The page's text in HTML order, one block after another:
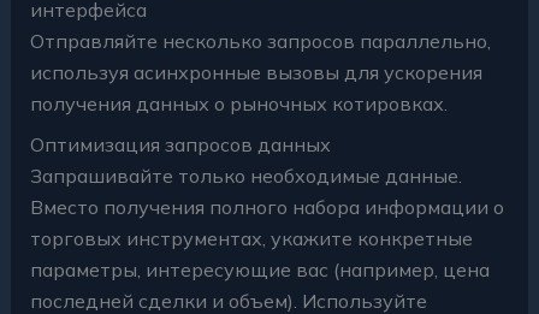
интерфейса
Отправляйте несколько запросов параллельно,
используя асинхронные вызовы для ускорения
получения данных о рыночных котировках.
Оптимизация запросов данных
Запрашивайте только необходимые данные.
Вместо получения полного набора информации о
торговых инструментах, укажите конкретные
параметры, интересующие вас (например, цена
последней сделки и объем). Используйте